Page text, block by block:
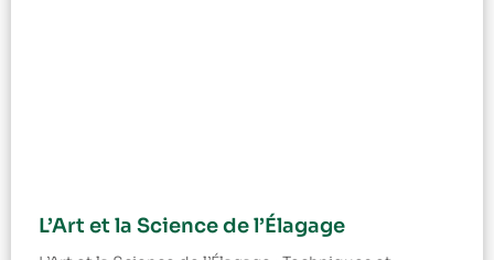
L’Art et la Science de l’Élagage